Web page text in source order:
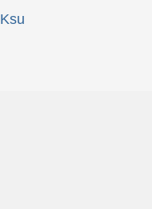
Ksu